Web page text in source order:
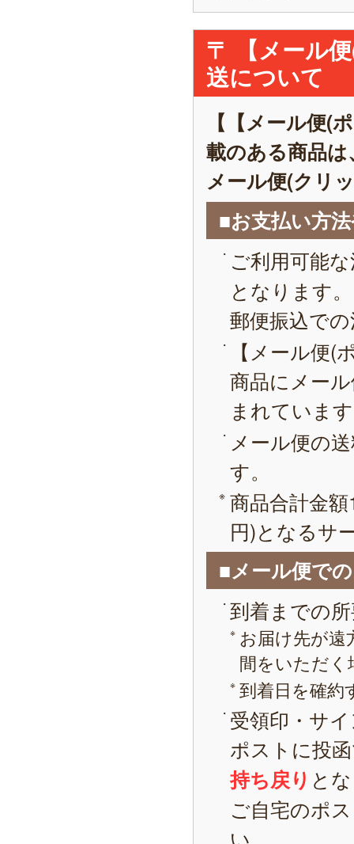
〒 【メール
送について
【【メール便(
載のある商品
メール便(クリ
■お支払い方
ご利用可能
となります。
郵便振込で
【メール便(
商品にメー
まれていま
メール便の
す。
商品合計金
円)となるサ
■メール便で
到着までの
お届け先が遠
間をいただ
到着日を確約
受領印・サ
ポストに投
持ち戻り と
ご自宅のポ
い。